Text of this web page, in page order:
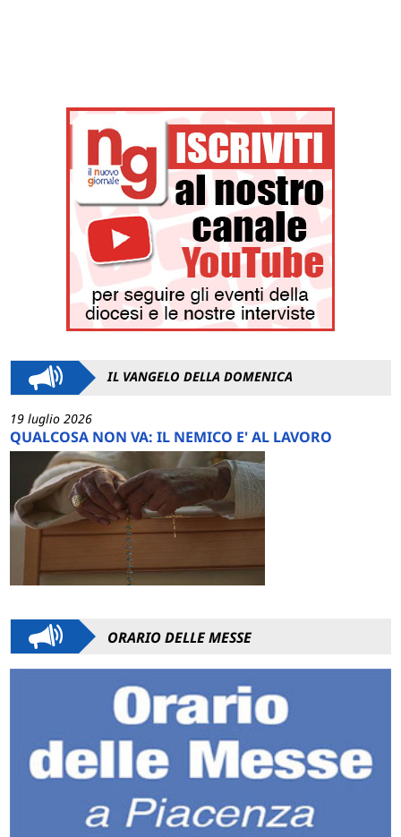
IL VANGELO DELLA DOMENICA
19 luglio 2026
QUALCOSA NON VA: IL NEMICO E' AL LAVORO
ORARIO DELLE MESSE